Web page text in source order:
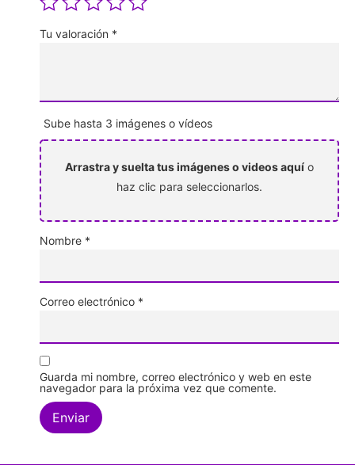
Tu valoración *
Sube hasta 3 imágenes o vídeos
Arrastra y suelta tus imágenes o videos aquí o
haz clic para seleccionarlos.
Nombre *
Correo electrónico *
Guarda mi nombre, correo electrónico y web en este
navegador para la próxima vez que comente.